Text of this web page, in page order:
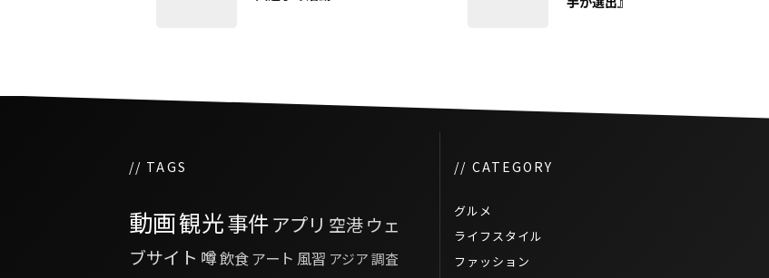
// TAGS
動画観光事件アプリ 空港ウェ
ブサイト 噂飲食アート 風習 アジア調査
// CATEGORY
グルメ
ライフスタイル
ファッション